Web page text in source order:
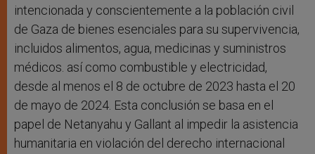
intencionada y conscientemente a la población civil
de Gaza de bienes esenciales para su supervivencia,
incluidos alimentos, agua, medicinas y suministros
médicos. así como combustible y electricidad,
desde al menos el 8 de octubre de 2023 hasta el 20
de mayo de 2024. Esta conclusión se basa en el
papel de Netanyahu y Gallant al impedir la asistencia
humanitaria en violación del derecho internacional